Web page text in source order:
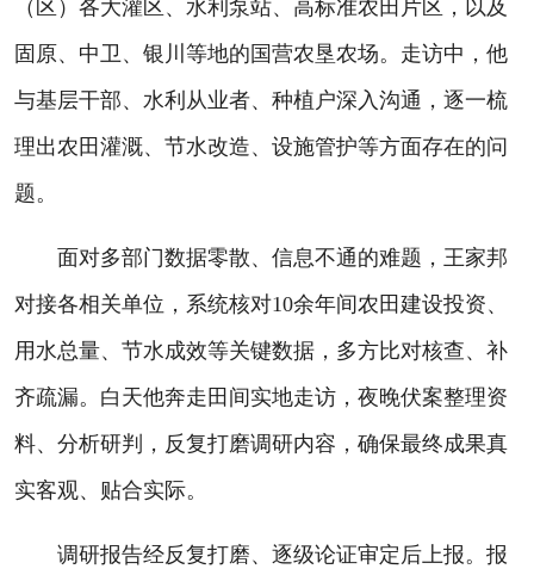
（区）各大灌区、水利泵站、高标准农田片区，以及
固原、中卫、银川等地的国营农垦农场。走访中，他
与基层干部、水利从业者、种植户深入沟通，逐一梳
理出农田灌溉、节水改造、设施管护等方面存在的问
题。
面对多部门数据零散、信息不通的难题，王家邦
对接各相关单位，系统核对10余年间农田建设投资、
用水总量、节水成效等关键数据，多方比对核查、补
齐疏漏。白天他奔走田间实地走访，夜晚伏案整理资
料、分析研判，反复打磨调研内容，确保最终成果真
实客观、贴合实际。
调研报告经反复打磨、逐级论证审定后上报。报